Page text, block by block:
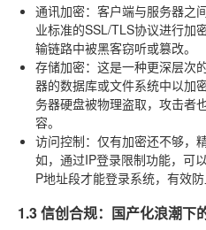
通讯加密：客户端与服务器之
业标准的SSL/TLS协议进行加
输链路中被黑客窃听或篡改。
存储加密：这是一种更深层次
器的数据库或文件系统中以加
务器硬盘被物理盗取，攻击者
容。
访问控制：仅有加密还不够，
如，通过IP登录限制功能，可
P地址段才能登录系统，有效
1.3 信创合规：国产化浪潮下